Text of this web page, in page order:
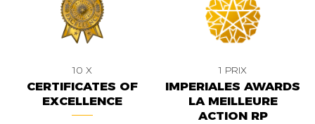
10 X
CERTIFICATES OF
EXCELLENCE
1 PRIX
IMPERIALES AWARDS
LA MEILLEURE
ACTION RP